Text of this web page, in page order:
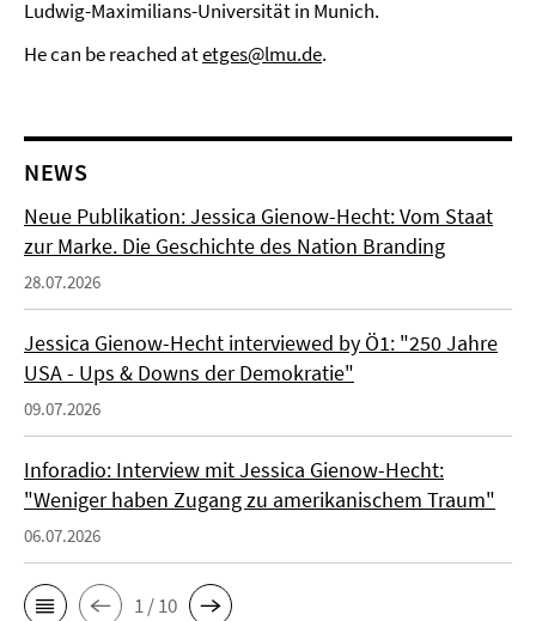
Ludwig-Maximilians-Universität in Munich.
He can be reached atetges@lmu.de.
NEWS
Neue Publikation: Jessica Gienow-Hecht: Vom Staat
zur Marke. Die Geschichte des Nation Branding
28.07.2026
Jessica Gienow-Hecht interviewed by Ö1: "250 Jahre
USA - Ups & Downs der Demokratie"
09.07.2026
Inforadio: Interview mit Jessica Gienow-Hecht:
"Weniger haben Zugang zu amerikanischem Traum"
06.07.2026
1 / 10